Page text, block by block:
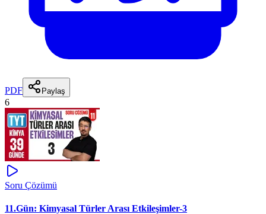
PDF Paylaş
6
Soru Çözümü
11.Gün: Kimyasal Türler Arası Etkileşimler-3